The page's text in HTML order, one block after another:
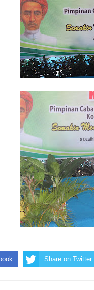
Share on Twitter